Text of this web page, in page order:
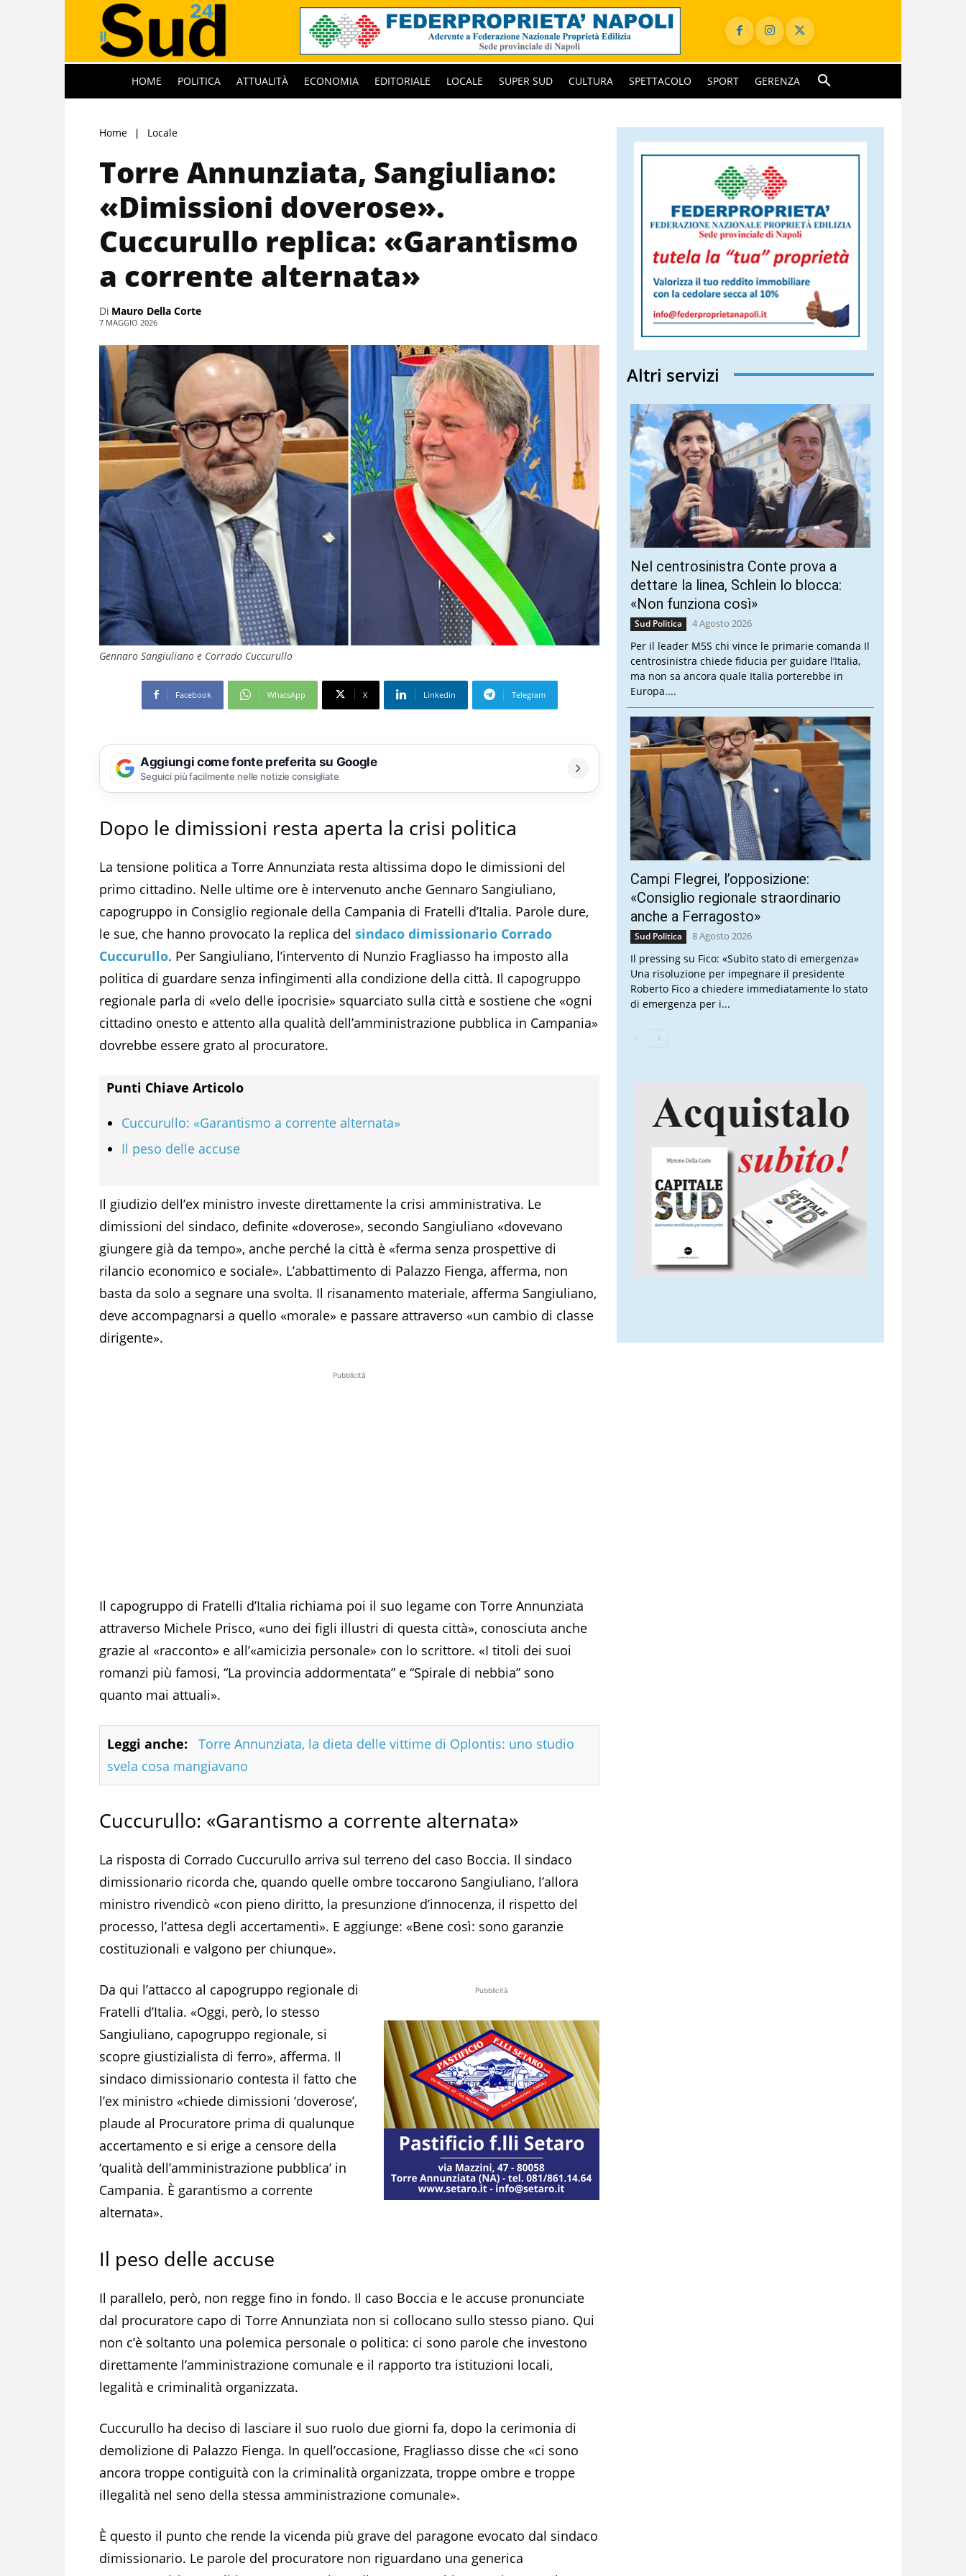
HOME POLITICA ATTUALITÀ ECONOMIA EDITORIALE LOCALE SUPER SUD CULTURA SPETTACOLO SPORT GERENZA
Home Locale
Torre Annunziata, Sangiuliano:
«Dimissioni doverose».
Cuccurullo replica: «Garantismo
a corrente alternata»
Di Mauro Della Corte
7 MAGGIO 2026
Gennaro Sangiuliano e Corrado Cuccurullo
Facebook WhatsApp X Linkedin Telegram
Aggiungi come fonte preferita su Google
Seguici più facilmente nelle notizie consigliate
Dopo le dimissioni resta aperta la crisi politica
La tensione politica a Torre Annunziata resta altissima dopo le dimissioni del
primo cittadino. Nelle ultime ore è intervenuto anche Gennaro Sangiuliano,
capogruppo in Consiglio regionale della Campania di Fratelli d’Italia. Parole dure,
le sue, che hanno provocato la replica del sindaco dimissionario Corrado
Cuccurullo. Per Sangiuliano, l’intervento di Nunzio Fragliasso ha imposto alla
politica di guardare senza infingimenti alla condizione della città. Il capogruppo
regionale parla di «velo delle ipocrisie» squarciato sulla città e sostiene che «ogni
cittadino onesto e attento alla qualità dell’amministrazione pubblica in Campania»
dovrebbe essere grato al procuratore.
Punti Chiave Articolo
Cuccurullo: «Garantismo a corrente alternata»
Il peso delle accuse
Il giudizio dell’ex ministro investe direttamente la crisi amministrativa. Le
dimissioni del sindaco, definite «doverose», secondo Sangiuliano «dovevano
giungere già da tempo», anche perché la città è «ferma senza prospettive di
rilancio economico e sociale». L’abbattimento di Palazzo Fienga, afferma, non
basta da solo a segnare una svolta. Il risanamento materiale, afferma Sangiuliano,
deve accompagnarsi a quello «morale» e passare attraverso «un cambio di classe
dirigente».
Pubblicità
Il capogruppo di Fratelli d’Italia richiama poi il suo legame con Torre Annunziata
attraverso Michele Prisco, «uno dei figli illustri di questa città», conosciuta anche
grazie al «racconto» e all’«amicizia personale» con lo scrittore. «I titoli dei suoi
romanzi più famosi, “La provincia addormentata” e “Spirale di nebbia” sono
quanto mai attuali».
Leggi anche:
Torre Annunziata, la dieta delle vittime di Oplontis: uno studio
svela cosa mangiavano
Cuccurullo: «Garantismo a corrente alternata»
La risposta di Corrado Cuccurullo arriva sul terreno del caso Boccia. Il sindaco
dimissionario ricorda che, quando quelle ombre toccarono Sangiuliano, l’allora
ministro rivendicò «con pieno diritto, la presunzione d’innocenza, il rispetto del
processo, l’attesa degli accertamenti». E aggiunge: «Bene così: sono garanzie
costituzionali e valgono per chiunque».
Pubblicità
Da qui l’attacco al capogruppo regionale di
Fratelli d’Italia. «Oggi, però, lo stesso
Sangiuliano, capogruppo regionale, si
scopre giustizialista di ferro», afferma. Il
sindaco dimissionario contesta il fatto che
l’ex ministro «chiede dimissioni ‘doverose’,
plaude al Procuratore prima di qualunque
accertamento e si erige a censore della
‘qualità dell’amministrazione pubblica’ in
Campania. È garantismo a corrente
alternata».
Il peso delle accuse
Il parallelo, però, non regge fino in fondo. Il caso Boccia e le accuse pronunciate
dal procuratore capo di Torre Annunziata non si collocano sullo stesso piano. Qui
non c’è soltanto una polemica personale o politica: ci sono parole che investono
direttamente l’amministrazione comunale e il rapporto tra istituzioni locali,
legalità e criminalità organizzata.
Cuccurullo ha deciso di lasciare il suo ruolo due giorni fa, dopo la cerimonia di
demolizione di Palazzo Fienga. In quell’occasione, Fragliasso disse che «ci sono
ancora troppe contiguità con la criminalità organizzata, troppe ombre e troppe
illegalità nel seno della stessa amministrazione comunale».
È questo il punto che rende la vicenda più grave del paragone evocato dal sindaco
dimissionario. Le parole del procuratore non riguardano una generica
Altri servizi
Nel centrosinistra Conte prova a
dettare la linea, Schlein lo blocca:
«Non funziona così»
Sud Politica 4 Agosto 2026
Per il leader M5S chi vince le primarie comanda Il
centrosinistra chiede fiducia per guidare l’Italia,
ma non sa ancora quale Italia porterebbe in
Europa....
Campi Flegrei, l’opposizione:
«Consiglio regionale straordinario
anche a Ferragosto»
Sud Politica 8 Agosto 2026
Il pressing su Fico: «Subito stato di emergenza»
Una risoluzione per impegnare il presidente
Roberto Fico a chiedere immediatamente lo stato
di emergenza per i...